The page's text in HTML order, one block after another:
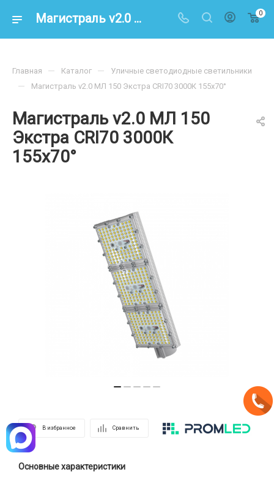
Магистраль v2.0 МЛ 150 Экстра CRI70 3000К 155х70° – купить по цене 20700.00 в интернет-магазине energoresurs-spb.ru 0
Магистраль v2.0 МЛ 150
Экстра CRI70 3000К
155х70°
Главная — Каталог — Уличные светодиодные светильники
— Магистраль v2.0 МЛ 150 Экстра CRI70 3000К 155х70°
В избранное Сравнить
Основные характеристики